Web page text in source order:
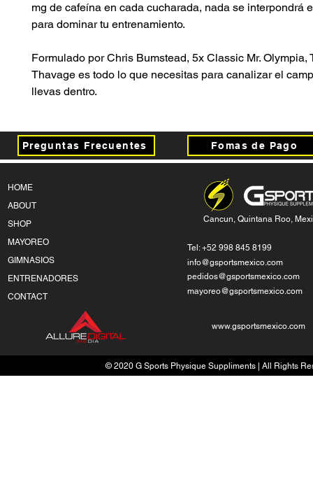
mg de cafeína en cada cucharada, nada se interpondrá
para dominar tu entrenamiento.
Formulado por Chris Bumstead, 5x Classic Mr. Olympia,
Thavage es todo lo que necesitas para canalizar el
llevas dentro.
Preguntas Frecuentes Fomas de Pago
HOME
ABOUT
SHOP
MAYOREO
GIMNASIOS
ENTRENADORES
CONTACT
Cancun, Quintana Roo,
Tel: +52 998 845 8199
info@gsportsmexico.com
pedidos@gsportsmexico.com
mayoreo@gsportsmexico.com
www.gsportsmexico.com
© 2020 G Sports Physique Suppliments | All Rights